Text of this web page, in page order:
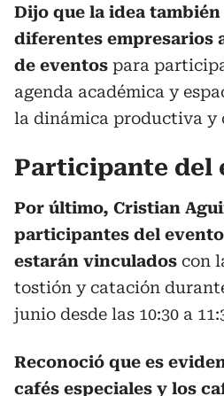
Dijo que la idea
diferentes empresarios
de eventos para
agenda académica y
la dinámica productiva
Participante del
Por último, Cristian
participantes del
estarán vinculados con
tostión y catación
junio desde las 10:30 a
Reconoció que es
cafés especiales y los